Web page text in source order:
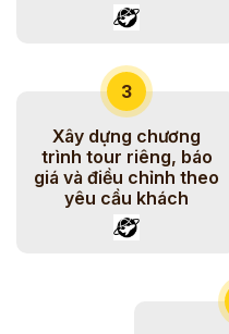
3
Xây dựng chương
trình tour riêng, báo
giá và điều chỉnh theo
yêu cầu khách